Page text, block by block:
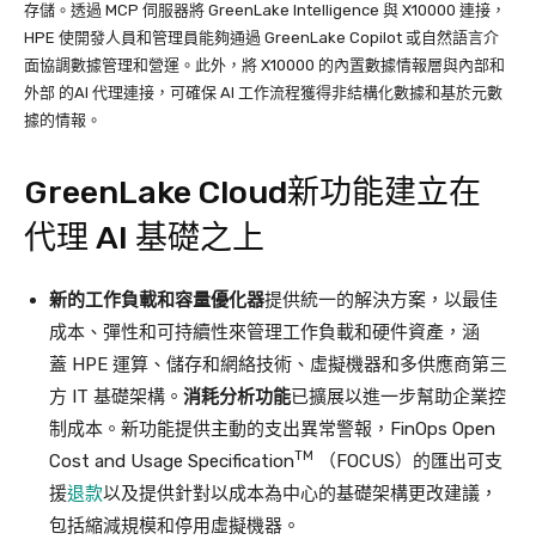
存儲。透過 MCP 伺服器將 GreenLake Intelligence 與 X10000 連接，
HPE 使開發人員和管理員能夠通過 GreenLake Copilot 或自然語言介
面協調數據管理和營運。此外，將 X10000 的內置數據情報層與內部和
外部 的AI 代理連接，可確保 AI 工作流程獲得非結構化數據和基於元數
據的情報。
GreenLake Cloud新功能建立在
代理 AI 基礎之上
新的工作負載和容量優化器提供統一的解決方案，以最佳
成本、彈性和可持續性來管理工作負載和硬件資產，涵
蓋 HPE 運算、儲存和網絡技術、虛擬機器和多供應商第三
方 IT 基礎架構。 消耗分析功能已擴展以進一步幫助企業控
制成本。新功能提供主動的支出異常警報，FinOps Open
Cost and Usage SpecificationTM
（FOCUS）的匯出可支
援退款以及提供針對以成本為中心的基礎架構更改建議，
包括縮減規模和停用虛擬機器。